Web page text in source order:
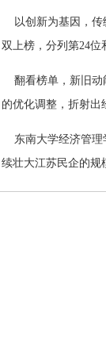
以创新为基因，传
双上榜，分列第24位
翻看榜单，新旧动
的优化调整，折射出
东南大学经济管理
续壮大江苏民企的规